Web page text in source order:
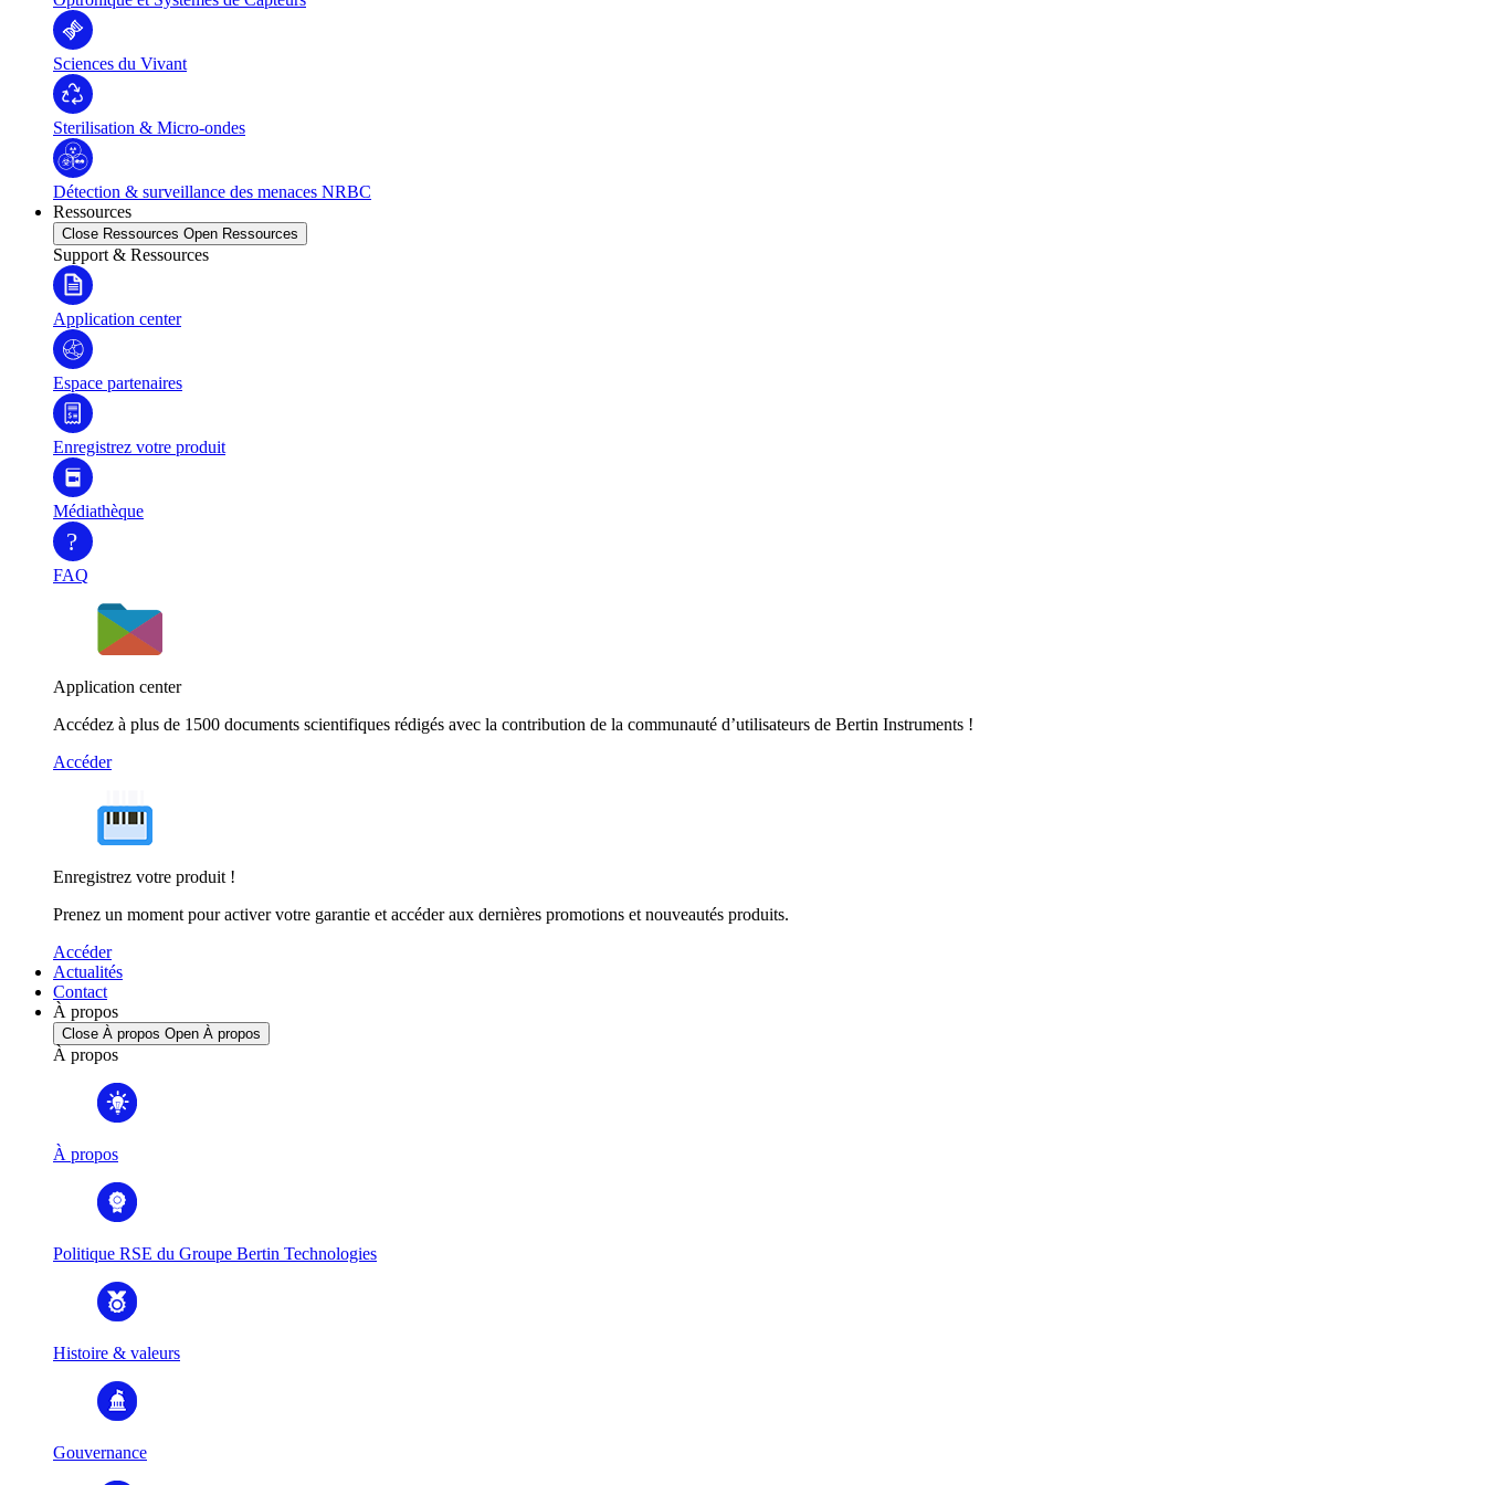
Sciences du Vivant
Sterilisation & Micro-ondes
Détection & surveillance des menaces NRBC
Ressources
Close Ressources Open Ressources
Support & Ressources
Application center
Espace partenaires
Enregistrez votre produit
Médiathèque
?
FAQ
Application center
Accédez à plus de 1500 documents scientifiques rédigés avec la contribution de la communauté d’utilisateurs de Bertin Instruments !
Accéder
Enregistrez votre produit !
Prenez un moment pour activer votre garantie et accéder aux dernières promotions et nouveautés produits.
Accéder
Actualités
Contact
À propos
Close À propos Open À propos
À propos
À propos
Politique RSE du Groupe Bertin Technologies
Histoire & valeurs
Gouvernance